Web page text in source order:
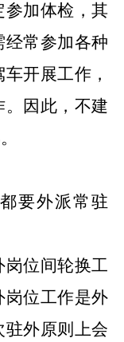
加体检，其
常参加各种
车开展工作，
因此，不建
要外派常驻
位间轮换工
岗位工作是外
驻外原则上会